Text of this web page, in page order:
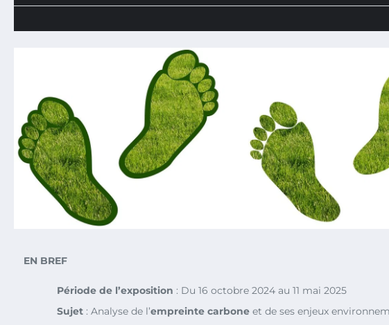
EN BREF
Période de l’exposition : Du 16 octobre 2024 au 11 mai 2025
Sujet : Analyse de l’empreinte carbone et de ses enjeux